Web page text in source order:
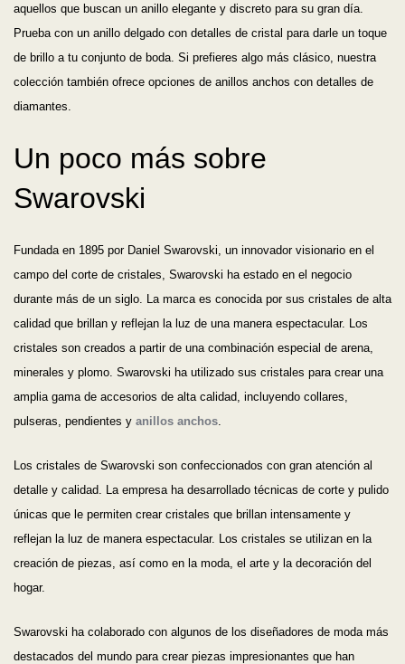
aquellos que buscan un anillo elegante y discreto para su gran día.
Prueba con un anillo delgado con detalles de cristal para darle un toque
de brillo a tu conjunto de boda. Si prefieres algo más clásico, nuestra
colección también ofrece opciones de anillos anchos con detalles de
diamantes.
Un poco más sobre
Swarovski
Fundada en 1895 por Daniel Swarovski, un innovador visionario en el
campo del corte de cristales, Swarovski ha estado en el negocio
durante más de un siglo. La marca es conocida por sus cristales de alta
calidad que brillan y reflejan la luz de una manera espectacular. Los
cristales son creados a partir de una combinación especial de arena,
minerales y plomo. Swarovski ha utilizado sus cristales para crear una
amplia gama de accesorios de alta calidad, incluyendo collares,
pulseras, pendientes y anillos anchos
Los cristales de Swarovski son confeccionados con gran atención al
detalle y calidad. La empresa ha desarrollado técnicas de corte y pulido
únicas que le permiten crear cristales que brillan intensamente y
reflejan la luz de manera espectacular. Los cristales se utilizan en la
creación de piezas, así como en la moda, el arte y la decoración del
hogar.
Swarovski ha colaborado con algunos de los diseñadores de moda más
destacados del mundo para crear piezas impresionantes que han